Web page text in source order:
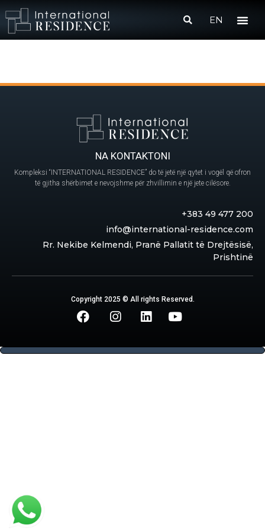
EN
NA KONTAKTONI
Kompleksi “INTERNATIONAL RESIDENCE” do të jetë një qytet i vogël që ofron
të gjitha shërbimet e nevojshme për zhvillimin e një jete cilësore.
+383 49 477 200
info@international-residence.com
Rr. Nekibe Kelmendi, Pranë Pallatit të Drejtësisë,
Prishtinë
Copyright 2025 © All rights Reserved.